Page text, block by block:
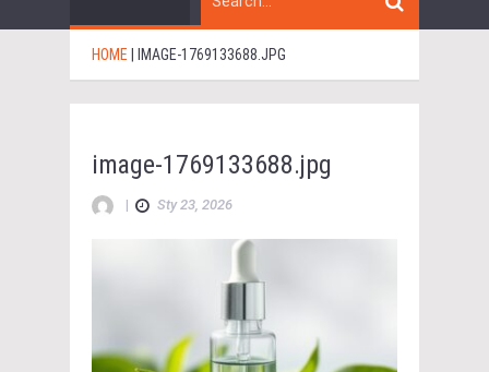
HOME IMAGE-1769133688.JPG
image-1769133688.jpg
| Sty 23, 2026